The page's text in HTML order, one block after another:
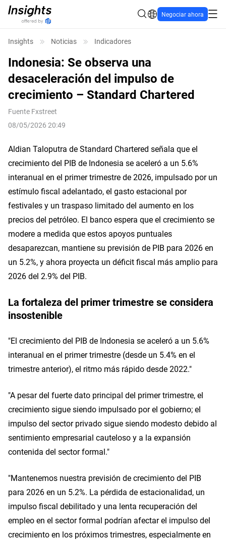
Negociar ahora
Insights Noticias Indicadores
Indonesia: Se observa una
desaceleración del impulso de
crecimiento – Standard Chartered
Fuente Fxstreet
08/05/2026 20:49
Aldian Taloputra de Standard Chartered señala que el
crecimiento del PIB de Indonesia se aceleró a un 5.6%
interanual en el primer trimestre de 2026, impulsado por un
estímulo fiscal adelantado, el gasto estacional por
festivales y un traspaso limitado del aumento en los
precios del petróleo. El banco espera que el crecimiento se
modere a medida que estos apoyos puntuales
desaparezcan, mantiene su previsión de PIB para 2026 en
un 5.2%, y ahora proyecta un déficit fiscal más amplio para
2026 del 2.9% del PIB.
La fortaleza del primer trimestre se considera
insostenible
"El crecimiento del PIB de Indonesia se aceleró a un 5.6%
interanual en el primer trimestre (desde un 5.4% en el
trimestre anterior), el ritmo más rápido desde 2022."
"A pesar del fuerte dato principal del primer trimestre, el
crecimiento sigue siendo impulsado por el gobierno; el
impulso del sector privado sigue siendo modesto debido al
sentimiento empresarial cauteloso y a la expansión
contenida del sector formal."
"Mantenemos nuestra previsión de crecimiento del PIB
para 2026 en un 5.2%. La pérdida de estacionalidad, un
impulso fiscal debilitado y una lenta recuperación del
empleo en el sector formal podrían afectar el impulso del
crecimiento en los próximos trimestres, especialmente en